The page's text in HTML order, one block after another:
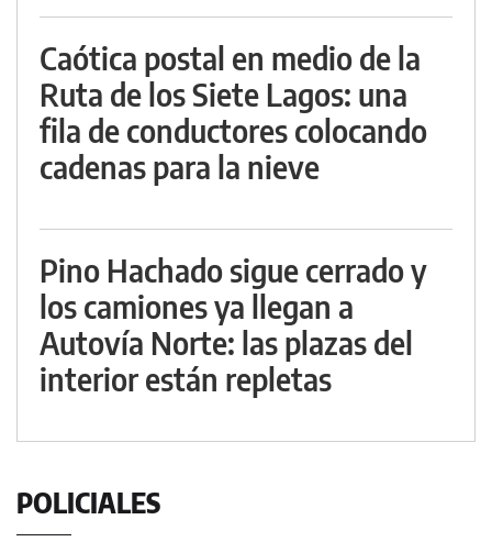
Caótica postal en medio de la
Ruta de los Siete Lagos: una
fila de conductores colocando
cadenas para la nieve
Pino Hachado sigue cerrado y
los camiones ya llegan a
Autovía Norte: las plazas del
interior están repletas
POLICIALES